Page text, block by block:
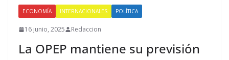
ECONOMÍA INTERNACIONALES POLÍTICA
16 junio, 2025 Redaccion
La OPEP mantiene su previsión